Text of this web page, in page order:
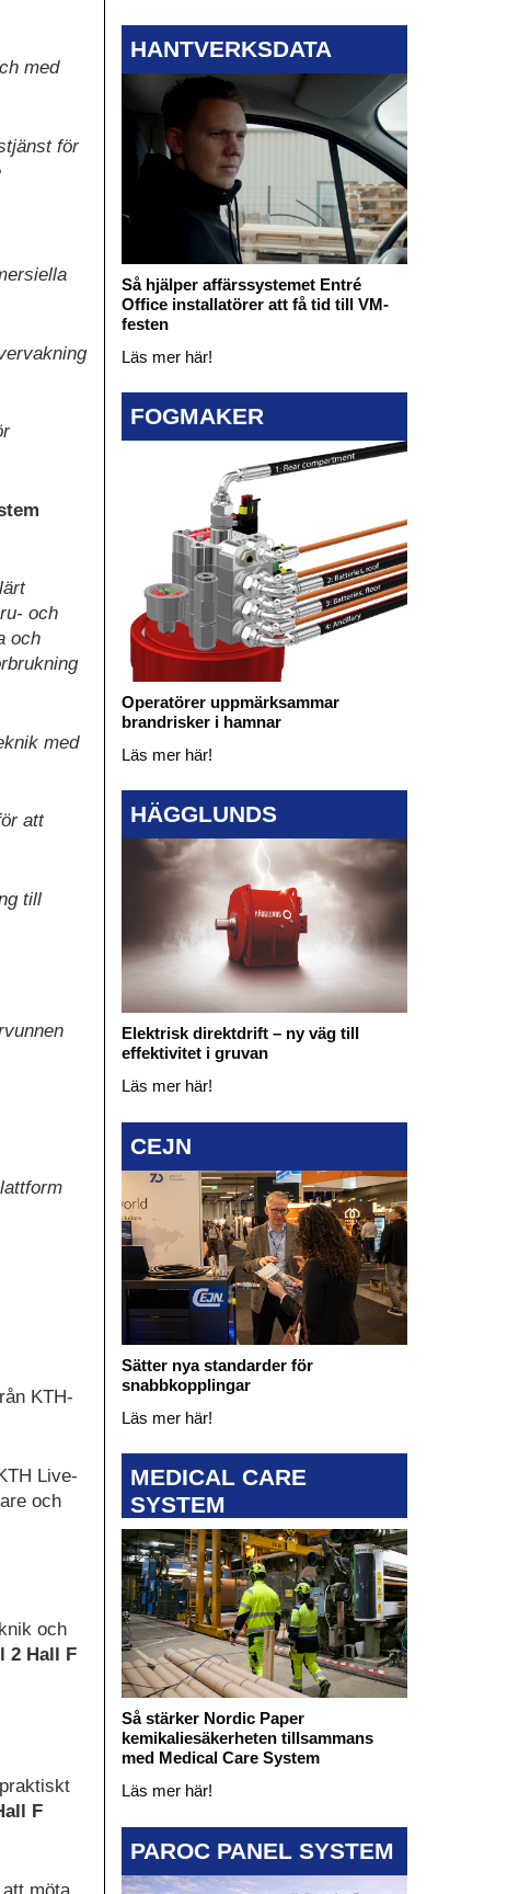
med
för
och
och
med
att
till
KTH-
Live-
och
och
2 Hall F
F
HANTVERKSDATA
Så hjälper affärssystemet Entré
Office installatörer att få tid till VM-
festen
Läs mer här!
FOGMAKER
Operatörer uppmärksammar
brandrisker i hamnar
Läs mer här!
HÄGGLUNDS
Elektrisk direktdrift – ny väg till
effektivitet i gruvan
Läs mer här!
CEJN
Sätter nya standarder för
snabbkopplingar
Läs mer här!
MEDICAL CARE
SYSTEM
Så stärker Nordic Paper
kemikaliesäkerheten tillsammans
med Medical Care System
Läs mer här!
PAROC PANEL SYSTEM